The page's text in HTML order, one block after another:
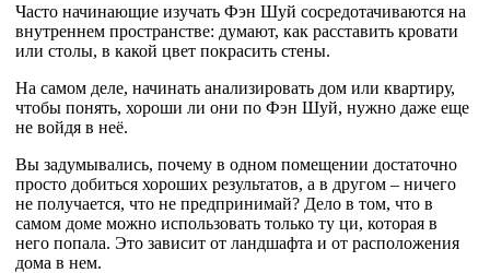
Часто начинающие изучать Фэн Шуй сосредотачиваются на
внутреннем пространстве: думают, как расставить кровати
или столы, в какой цвет покрасить стены.
На самом деле, начинать анализировать дом или квартиру,
чтобы понять, хороши ли они по Фэн Шуй, нужно даже еще
не войдя в неё.
Вы задумывались, почему в одном помещении достаточно
просто добиться хороших результатов, а в другом – ничего
не получается, что не предпринимай? Дело в том, что в
самом доме можно использовать только ту ци, которая в
него попала. Это зависит от ландшафта и от расположения
дома в нем.